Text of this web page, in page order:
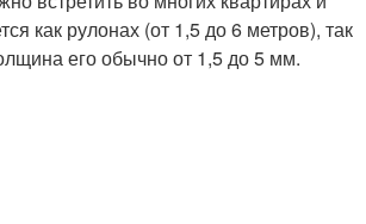
как рулонах (от 1,5 до 6 метров), так
его обычно от 1,5 до 5 мм.